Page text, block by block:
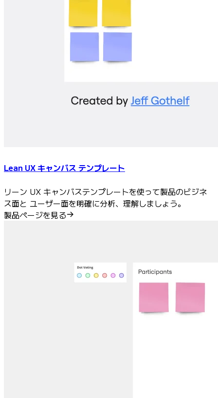
Lean UX キャンバス テンプレート
リーン UX キャンバステンプレートを使って製品のビジネ
ス面と ユーザー面を明確に分析、理解しましょう。
製品ページを見る